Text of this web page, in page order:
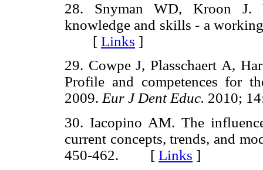
28. Snyman WD, Kroon J.
knowledge and skills - a
[ Links ]
29. Cowpe J, Plasschaert A,
Profile and competences for
2009. Eur J Dent Educ. 2010;
30. Iacopino AM. The
current concepts, trends, and
450-462. [ Links ]